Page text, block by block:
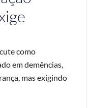
como
em demências,
mas exigindo